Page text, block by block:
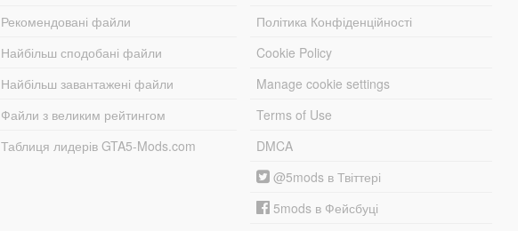
Рекомендовані файли
Найбільш сподобані файли
Найбільш завантажені файли
Файли з великим рейтингом
Таблиця лидерів GTA5-Mods.com
Політика Конфіденційності
Cookie Policy
Manage cookie settings
Terms of Use
DMCA
@5mods в Твіттері
5mods в Фейсбуці